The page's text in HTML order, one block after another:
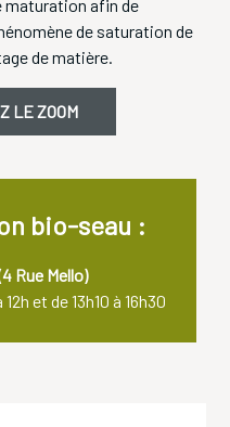
maturation afin de
de saturation de
de matière.
LE ZOOM
bio-seau :
Rue Mello)
et de 13h10 à 16h30